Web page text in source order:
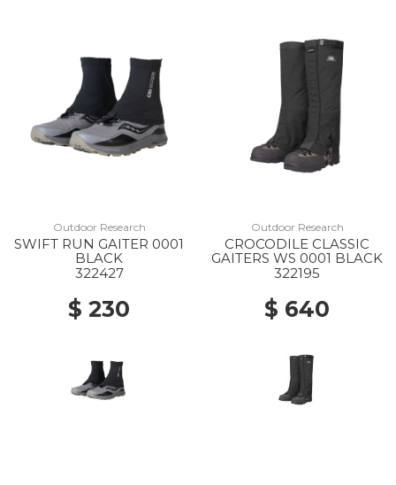
Outdoor Research
SWIFT RUN GAITER 0001
BLACK
322427
$ 230
Outdoor Research
CROCODILE CLASSIC
GAITERS WS 0001 BLACK
322195
$ 640